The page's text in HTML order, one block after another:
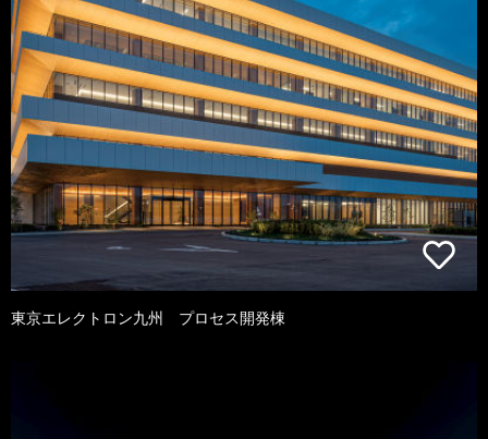
東京エレクトロン九州 プロセス開発棟